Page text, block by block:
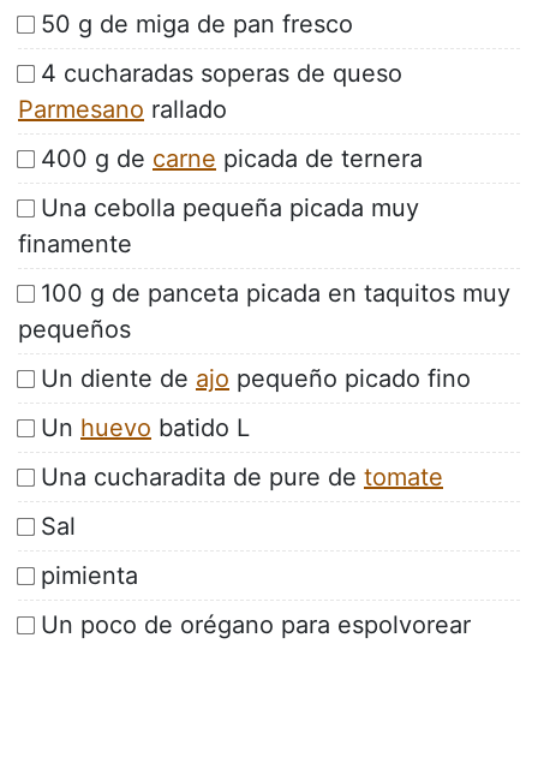
50 g de miga de pan fresco
4 cucharadas soperas de queso
Parmesano rallado
400 g de carne picada de ternera
Una cebolla pequeña picada muy
finamente
100 g de panceta picada en taquitos muy
pequeños
Un diente de ajo pequeño picado fino
Un huevo batido L
Una cucharadita de pure de tomate
Sal
pimienta
Un poco de orégano para espolvorear